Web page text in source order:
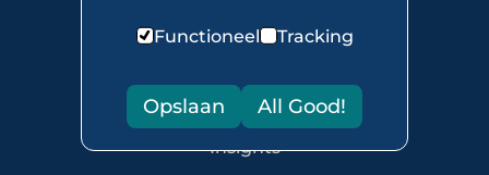
Netwerk
Activiteiten
Insights
Functioneel Tracking
Opslaan All Good!